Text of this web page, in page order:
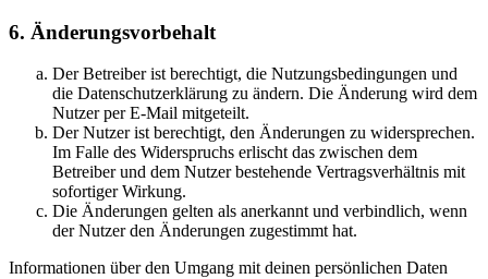
6. Änderungsvorbehalt
Der Betreiber ist berechtigt, die Nutzungsbedingungen und
die Datenschutzerklärung zu ändern. Die Änderung wird dem
Nutzer per E-Mail mitgeteilt.
Der Nutzer ist berechtigt, den Änderungen zu widersprechen.
Im Falle des Widerspruchs erlischt das zwischen dem
Betreiber und dem Nutzer bestehende Vertragsverhältnis mit
sofortiger Wirkung.
Die Änderungen gelten als anerkannt und verbindlich, wenn
der Nutzer den Änderungen zugestimmt hat.
Informationen über den Umgang mit deinen persönlichen Daten